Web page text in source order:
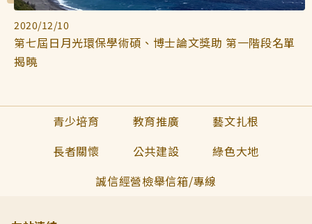
2020/12/10
第七屆日月光環保學術碩、博士論文獎助 第一階段名單
揭曉
青少培育 教育推廣
藝文扎根
長者關懷
公共建設
綠色大地
誠信經營檢舉信箱/專線